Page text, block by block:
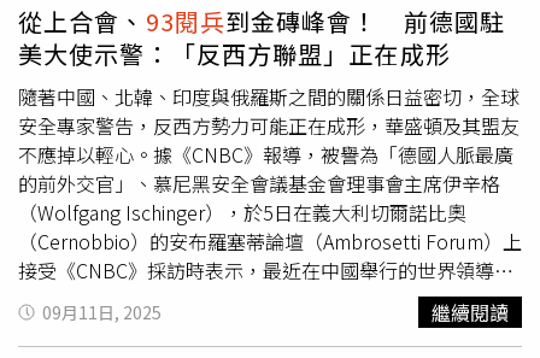
報告同時預測中國將發展多項先進武器系統，並指出北京的
第6代戰機可能在2035年正式服役。相較之下，華府預估自
身的第6代戰機「F-47」將於2029年服役。此外，報告也談
及解放軍的核威懾力量，指出其「仍按計畫在2030年前擁
有超過1,000枚核彈頭」。即便核武成長速度在去年放緩，
2024年的彈頭數量仍維持在600多枚的低段區間。對此，清
華大學國際安全與戰略研究中心（Centre for International
Security and Strategy）高級研究員、解放軍退役大校周波
表示，中國核力量的成長「是因為原始基礎太小」，並不代
表「我們想在數量上與美國平起平坐。」周波同時也反駁報
告中關於中國具備打擊美國本土能力的說法，強調解放軍
「既未在美國本土附近行動，也沒有這樣的意圖。」這份在
從上合會、 93閱兵到金磚峰會！ 前德國駐
美大使示警：「反西方聯盟」正在成形
隨著中國、北韓、印度與俄羅斯之間的關係日益密切，全球
安全專家警告，反西方勢力可能正在成形，華盛頓及其盟友
不應掉以輕心。據《CNBC》報導，被譽為「德國人脈最廣
的前外交官」、慕尼黑安全會議基金會理事會主席伊辛格
（Wolfgang Ischinger），於5日在義大利切爾諾比奧
（Cernobbio）的安布羅塞蒂論壇（Ambrosetti Forum）上
接受《CNBC》採訪時表示，最近在中國舉行的世界領導人
集會「令人擔憂」。上週，中國國家主席習近平在北京舉行
93大閱兵，接待了20多位外國領導人，其中包括北韓領導
09月11日, 2025 繼續閱讀